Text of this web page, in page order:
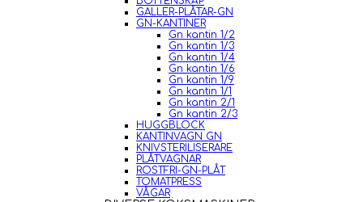
GALLER-PLÅTAR-GN
GN-KANTINER
Gn kantin 1/2
Gn kantin 1/3
Gn kantin 1/4
Gn kantin 1/6
Gn kantin 1/9
Gn kantin 1/1
Gn kantin 2/1
Gn kantin 2/3
HUGGBLOCK
KANTINVAGN GN
KNIVSTERILISERARE
PLÅTVAGNAR
ROSTFRI-GN-PLÅT
TOMATPRESS
VÅGAR